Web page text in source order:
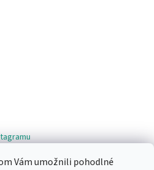
Vám umožnili pohodlné